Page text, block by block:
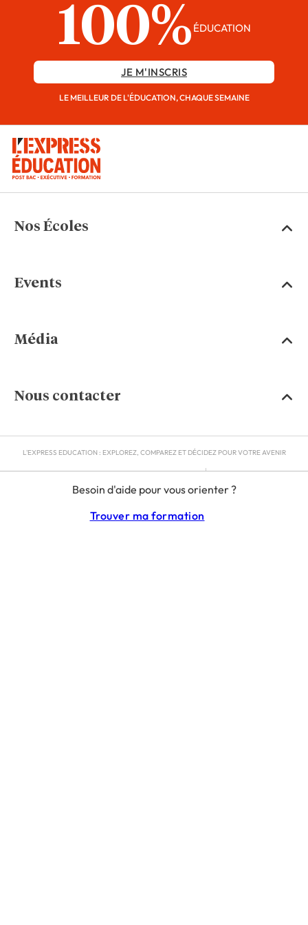
Besoin d'aide pour vous orienter ?
Trouver ma formation
100% ÉDUCATION
JE M'INSCRIS
LE MEILLEUR DE L'ÉDUCATION, CHAQUE SEMAINE
Nos Écoles
Events
Média
Nous contacter
L'EXPRESS EDUCATION : EXPLOREZ, COMPAREZ ET DÉCIDEZ POUR VOTRE AVENIR
RGPD